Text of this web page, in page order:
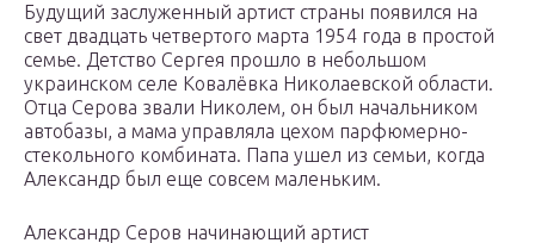
Будущий заслуженный артист страны появился на
свет двадцать четвертого марта 1954 года в простой
семье. Детство Сергея прошло в небольшом
украинском селе Ковалёвка Николаевской области.
Отца Серова звали Николем, он был начальником
автобазы, а мама управляла цехом парфюмерно-
стекольного комбината. Папа ушел из семьи, когда
Александр был еще совсем маленьким.
Александр Серов начинающий артист